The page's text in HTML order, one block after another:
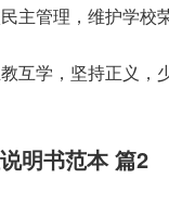
主管理，维护学校
互学，坚持正义，
明书范本 篇2